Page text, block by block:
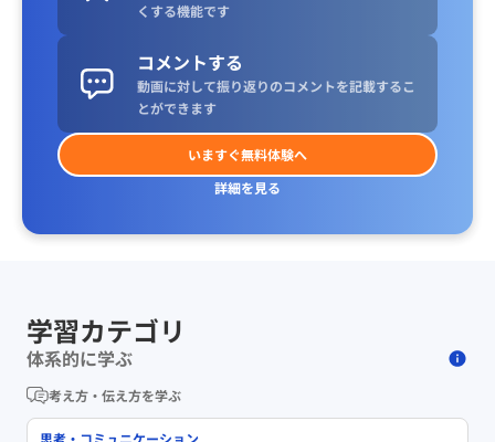
くする機能です
コメントする
動画に対して振り返りのコメントを記載するこ
とができます
いますぐ無料体験へ
詳細を見る
学習カテゴリ
体系的に学ぶ
考え方・伝え方を学ぶ